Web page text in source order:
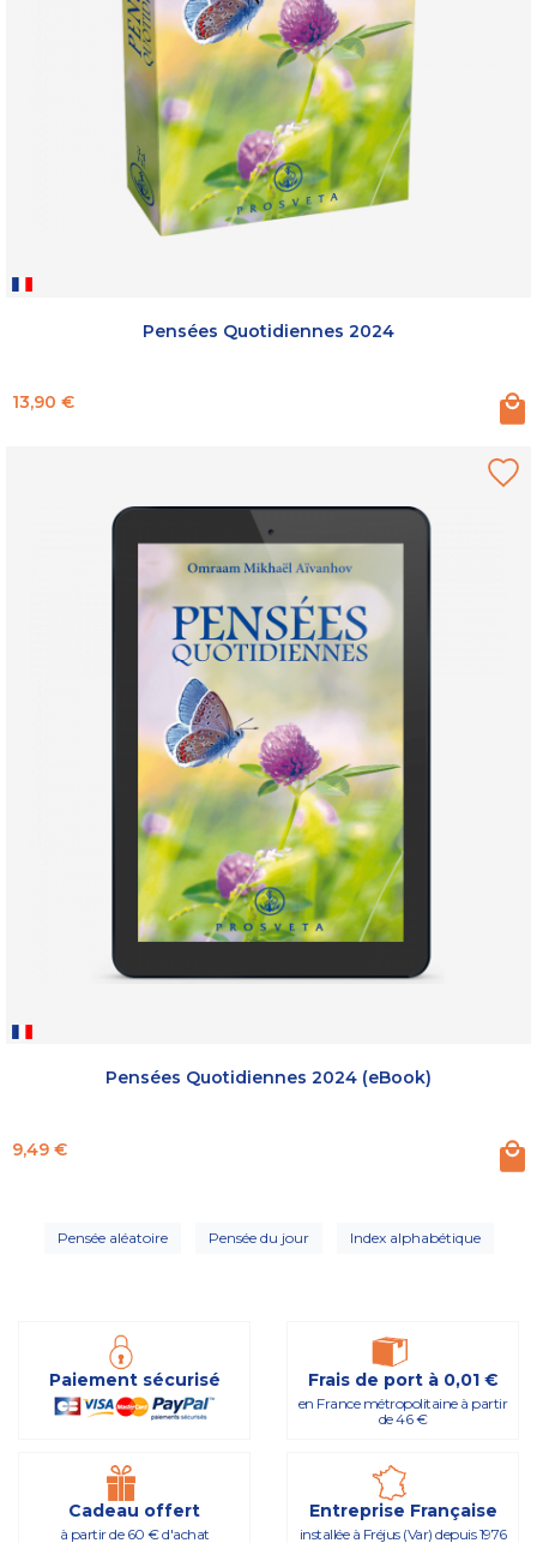
Pensées Quotidiennes 2024
Prix
13,90 €
Pensées Quotidiennes 2024 (eBook)
Prix
9,49 €
Pensée aléatoire Pensée du jour Index alphabétique
Paiement sécurisé Frais de port à 0,01 €
en France métropolitaine à partir
de 46 €
Cadeau offert
à partir de 60 € d'achat
Entreprise Française
installée à Fréjus (Var) depuis 1976